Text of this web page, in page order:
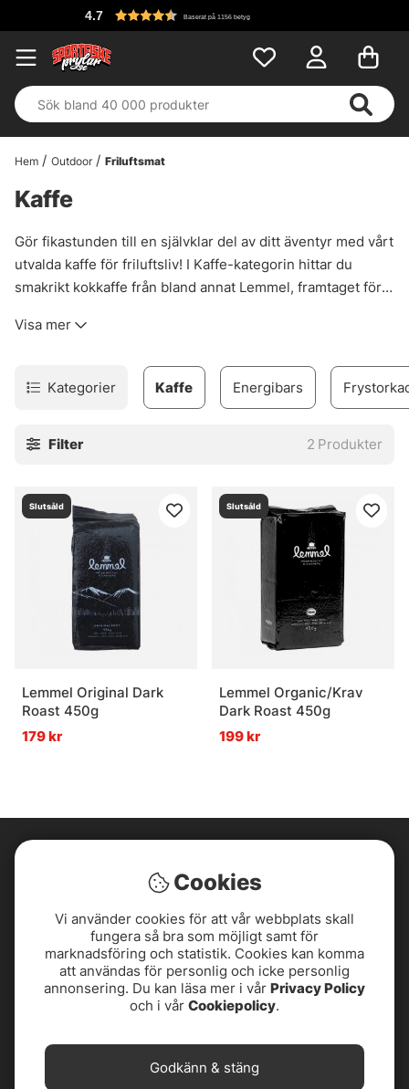
4.7 Baserat på 1156 betyg
Hem Outdoor Friluftsmat
Kaffe
Gör fikastunden till en självklar del av ditt äventyr med vårt
utvalda kaffe för friluftsliv! I Kaffe-kategorin hittar du
smakrikt kokkaffe från bland annat Lemmel, framtaget för
vattnet. Oavsett om du fiskar, campar eller bara vill ha en
upplevelsen. Lätt att packa, lätt att älska – och ännu bättre i
sällskap. Välj din favorit och se till att kaffepausen blir en
Visa mer
Kategorier Kaffe Energibars
Filter 2 Produkter
Slutsåld
Lemmel Original Dark
Roast 450g
179 kr
Slutsåld
Lemmel Organic/Krav
Dark Roast 450g
199 kr
4,8
Cookies
Vi använder cookies för att vår webbplats skall
fungera så bra som möjligt samt för
marknadsföring och statistik. Cookies kan komma
att användas för personlig och icke personlig
annonsering. Du kan läsa mer i vår Privacy Policy
och i vår Cookiepolicy.
Godkänn & stäng